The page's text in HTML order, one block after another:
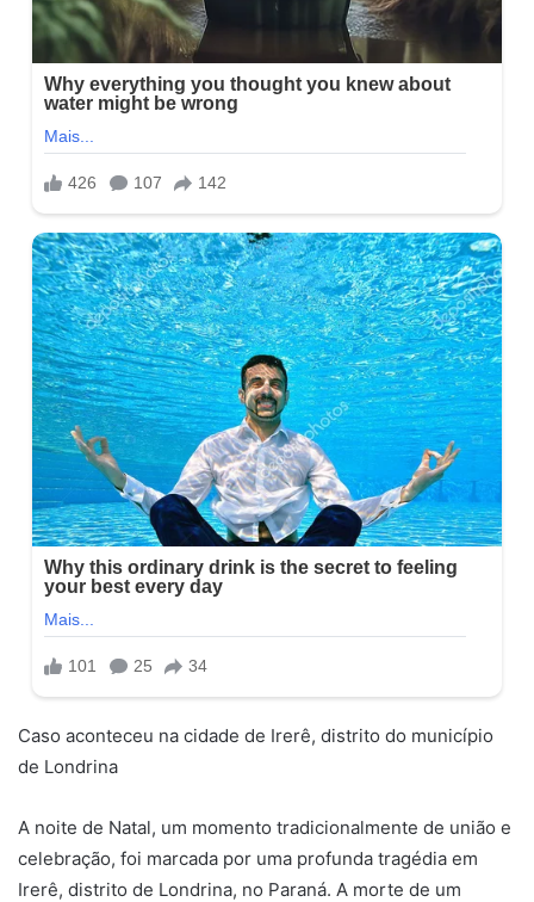
Caso aconteceu na cidade de Irerê, distrito do município
de Londrina
A noite de Natal, um momento tradicionalmente de união e
celebração, foi marcada por uma profunda tragédia em
Irerê, distrito de Londrina, no Paraná. A morte de um